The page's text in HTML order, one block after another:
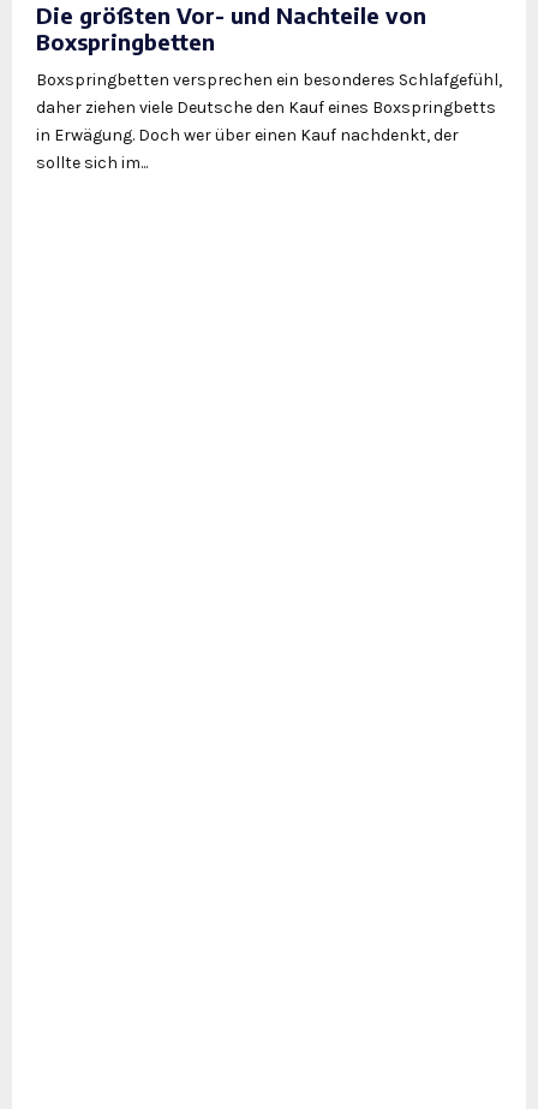
Die größten Vor- und Nachteile von
Boxspringbetten
Boxspringbetten versprechen ein besonderes Schlafgefühl,
daher ziehen viele Deutsche den Kauf eines Boxspringbetts
in Erwägung. Doch wer über einen Kauf nachdenkt, der
sollte sich im...